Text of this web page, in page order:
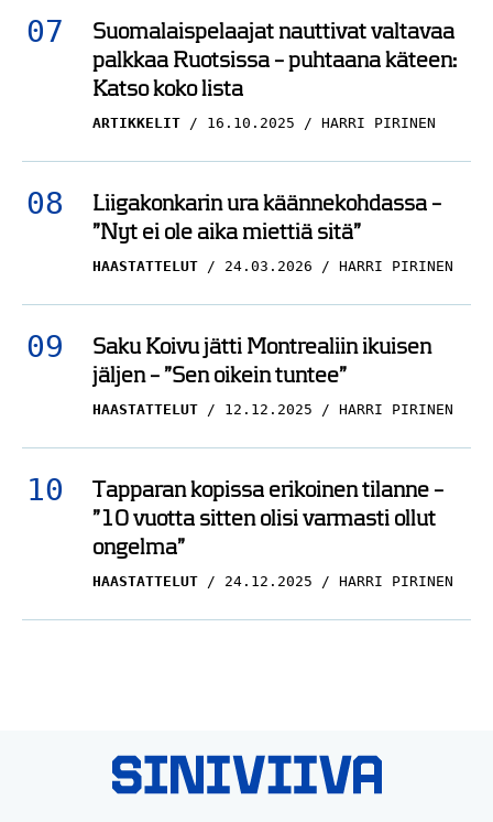
Suomalaispelaajat nauttivat valtavaa
palkkaa Ruotsissa – puhtaana käteen:
Katso koko lista
ARTIKKELIT 16.10.2025 HARRI PIRINEN
Liigakonkarin ura käännekohdassa –
”Nyt ei ole aika miettiä sitä”
HAASTATTELUT 24.03.2026 HARRI PIRINEN
Saku Koivu jätti Montrealiin ikuisen
jäljen – ”Sen oikein tuntee”
HAASTATTELUT 12.12.2025 HARRI PIRINEN
Tapparan kopissa erikoinen tilanne –
”10 vuotta sitten olisi varmasti ollut
ongelma”
HAASTATTELUT 24.12.2025 HARRI PIRINEN